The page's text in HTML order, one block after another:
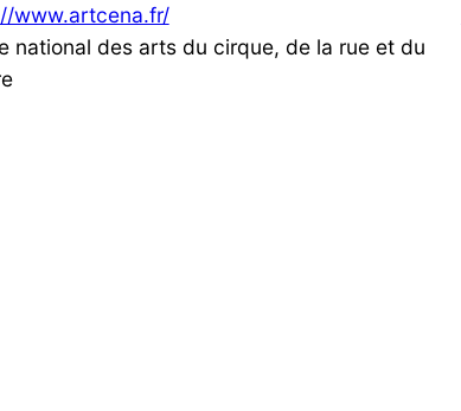
www.artcena.fr/
national des arts du cirque, de la rue et du